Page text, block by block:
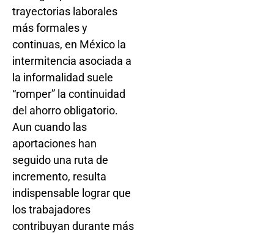
trayectorias laborales
más formales y
continuas, en México la
intermitencia asociada a
la informalidad suele
“romper” la continuidad
del ahorro obligatorio.
Aun cuando las
aportaciones han
seguido una ruta de
incremento, resulta
indispensable lograr que
los trabajadores
contribuyan durante más